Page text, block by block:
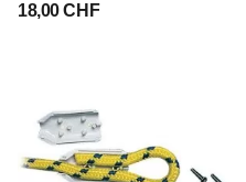
18,00 CHF